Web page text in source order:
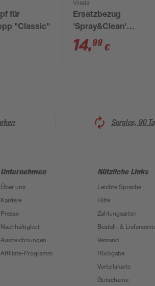
für
"Classic"
Vileda
Ersatzbezug
'Spray&Clean'
Microfaser
14,99 €
Sorglos, 90
Unternehmen
Über uns
Karriere
Presse
Nachhaltigkeit
Auszeichnungen
Affiliate-Programm
Nützliche Links
Leichte Sprache
Hilfe
Zahlungsarten
Bestell- &
Versand
Rückgabe
Vorteilskarte
Gutscheine